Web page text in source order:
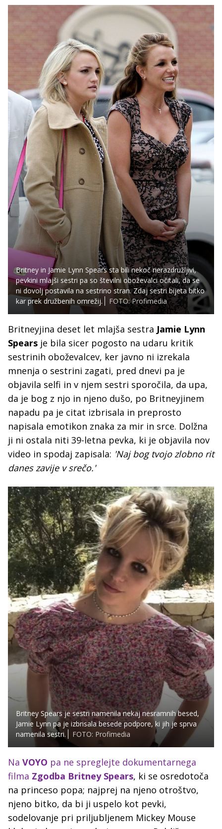
Britney in Jamie Lynn Spears sta bili nekoč nerazdružljivi,
pevkini mlajši sestri pa so številni oboževalci očitali, da se
ni dovolj postavila na sestrino stran. Zdaj sestri bijeta bitko
kar prek družbenih omrežij.
FOTO: Profimedia
Britneyjina deset let mlajša sestra Jamie Lynn
Spears je bila sicer pogosto na udaru kritik
sestrinih oboževalcev, ker javno ni izrekala
mnenja o sestrini zagati, pred dnevi pa je
objavila selfi in v njem sestri sporočila, da upa,
da je bog z njo in njeno dušo, po Britneyjinem
napadu pa je citat izbrisala in preprosto
napisala emotikon znaka za mir in srce. Dolžna
ji ni ostala niti 39-letna pevka, ki je objavila nov
video in spodaj zapisala: 'Naj bog tvojo zlobno rit
danes zavije v srečo.'
Britney Spears je sestri namenila nekaj nesramnih besed,
Jamie Lynn pa je izbrisala besede podpore, ki jih je sprva
namenila sestri.
FOTO: Profimedia
Na VOYO pa ne spreglejte dokumentarnega
filma Zgodba Britney Spears, ki se osredotoča
na princeso popa; najprej na njeno otroštvo,
njeno bitko, da bi ji uspelo kot pevki,
sodelovanje pri priljubljenem Mickey Mouse